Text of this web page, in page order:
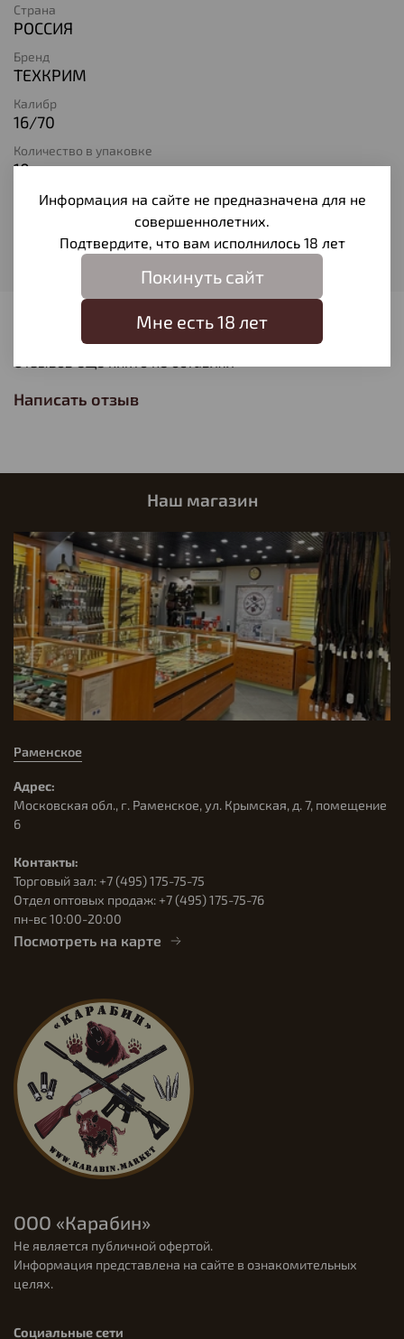
Страна
РОССИЯ
Бренд
ТЕХКРИМ
Калибр
16/70
Количество в упаковке
10
Тип патрона
Вес пули
Написать отзыв
Наш магазин
Раменское
Адрес:
Московская обл., г. Раменское, ул. Крымская, д. 7, помещение
6
Контакты:
Торговый зал: +7 (495) 175-75-75
Отдел оптовых продаж: +7 (495) 175-75-76
пн-вс 10:00-20:00
Посмотреть на карте
ООО «Карабин»
Не является публичной офертой.
Информация представлена на сайте в ознакомительных
целях.
Социальные сети
Информация на сайте не предназначена для не
совершеннолетних.
Подтвердите, что вам исполнилось 18 лет
Покинуть сайт
Мне есть 18 лет